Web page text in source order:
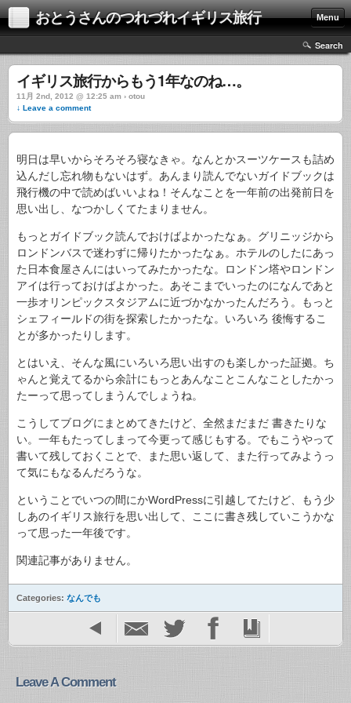
おとうさんのつれづれイギリス旅行 Menu
Search
イギリス旅行からもう1年なのね…。
11月 2nd, 2012 @ 12:25 am › otou
↓ Leave a comment
明日は早いからそろそろ寝なきゃ。なんとかスーツケースも詰め
込んだし忘れ物もないはず。あんまり読んでないガイドブックは
飛行機の中で読めばいいよね！そんなことを一年前の出発前日を
思い出し、なつかしくてたまりません。
もっとガイドブック読んでおけばよかったなぁ。グリニッジから
ロンドンバスで迷わずに帰りたかったなぁ。ホテルのしたにあっ
た日本食屋さんにはいってみたかったな。ロンドン塔やロンドン
アイは行っておけばよかった。あそこまでいったのになんであと
一歩オリンピックスタジアムに近づかなかったんだろう。もっと
シェフィールドの街を探索したかったな。いろいろ 後悔するこ
とが多かったりします。
とはいえ、そんな風にいろいろ思い出すのも楽しかった証拠。ち
ゃんと覚えてるから余計にもっとあんなことこんなことしたかっ
たーって思ってしまうんでしょうね。
こうしてブログにまとめてきたけど、全然まだまだ 書きたりな
い。一年もたってしまって今更って感じもする。でもこうやって
書いて残しておくことで、また思い返して、また行ってみようっ
て気にもなるんだろうな。
ということでいつの間にかWordPressに引越してたけど、もう少
しあのイギリス旅行を思い出して、ここに書き残していこうかな
って思った一年後です。
関連記事がありません。
Categories: なんでも
Leave A Comment